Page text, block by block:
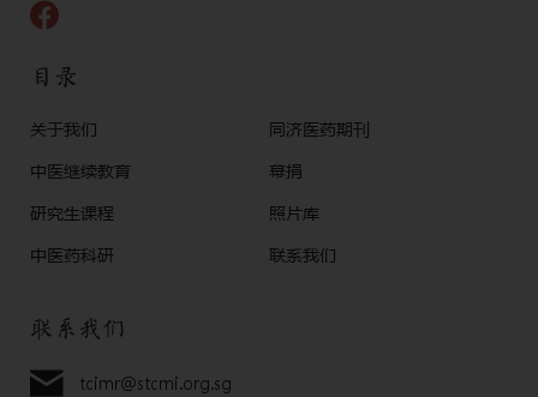
目录
关于我们
中医继续教育
研究生课程
中医药科研
同济医药期刊
幕捐
照片库
联系我们
联系我们
tcimr@stcmi.org.sg